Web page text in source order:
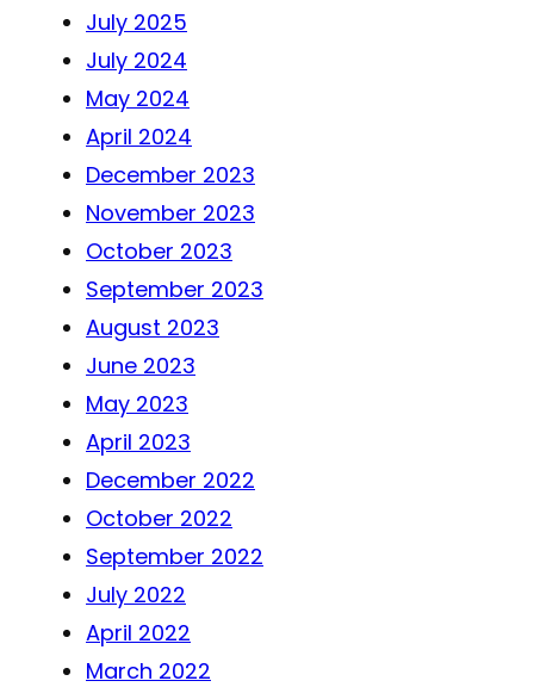
July 2025
July 2024
May 2024
April 2024
December 2023
November 2023
October 2023
September 2023
August 2023
June 2023
May 2023
April 2023
December 2022
October 2022
September 2022
July 2022
April 2022
March 2022